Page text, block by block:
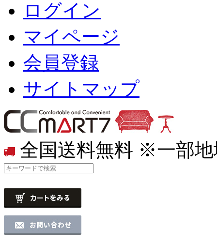
ログイン
マイページ
会員登録
サイトマップ
全国送料無料 ※一部地